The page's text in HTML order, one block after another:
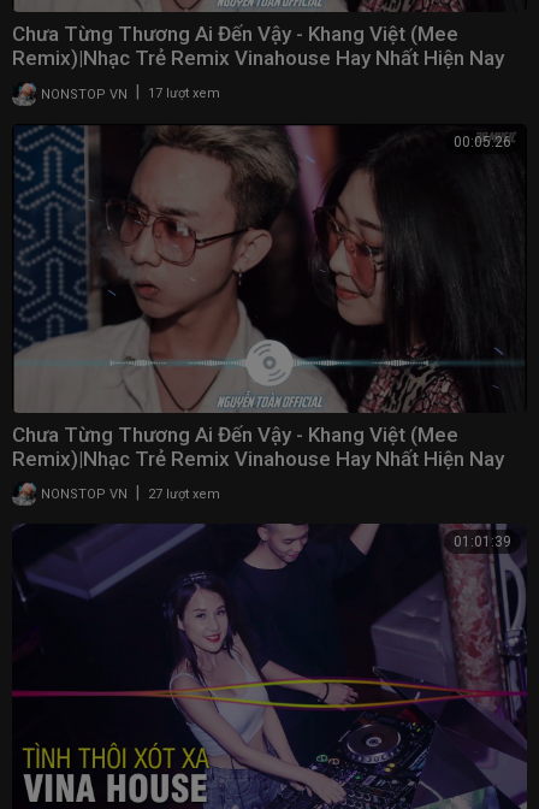
Chưa Từng Thương Ai Đến Vậy - Khang Việt (Mee
Remix)|Nhạc Trẻ Remix Vinahouse Hay Nhất Hiện Nay
2021NONSTOP VN 17 lượt xem
00:05:26
Chưa Từng Thương Ai Đến Vậy - Khang Việt (Mee
Remix)|Nhạc Trẻ Remix Vinahouse Hay Nhất Hiện Nay
2021NONSTOP VN 27 lượt xem
01:01:39